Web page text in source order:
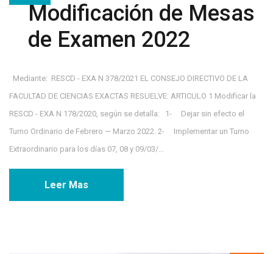
Modificación de Mesas
de Examen 2022
Mediante: RESCD - EXA N 378/2021 EL CONSEJO DIRECTIVO DE LA
FACULTAD DE CIENCIAS EXACTAS RESUELVE: ARTICULO 1 Modificar la
RESCD - EXA N 178/2020, según se detalla: 1- Dejar sin efecto el
Turno Ordinario de Febrero — Marzo 2022. 2- Implementar un Turno
Extraordinario para los días 07, 08 y 09/03/...
Leer Mas